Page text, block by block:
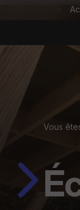
Vous
Panneau de